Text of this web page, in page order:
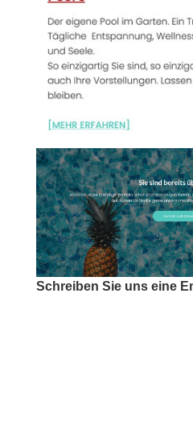
Schreiben Sie uns eine